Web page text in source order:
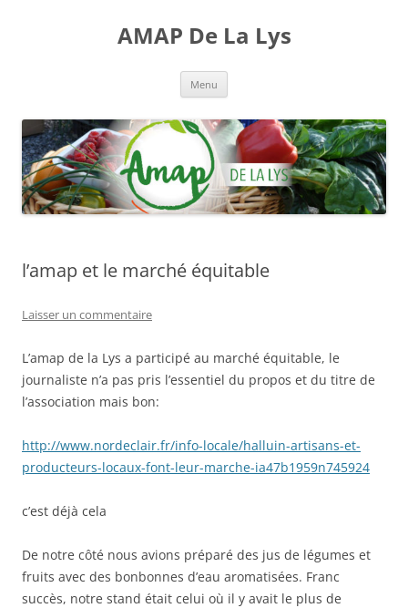
AMAP De La Lys
Menu
l’amap et le marché équitable
Laisser un commentaire
L’amap de la Lys a participé au marché équitable, le
journaliste n’a pas pris l’essentiel du propos et du titre de
l’association mais bon:
http://www.nordeclair.fr/info-locale/halluin-artisans-et-
producteurs-locaux-font-leur-marche-ia47b1959n745924
c’est déjà cela
De notre côté nous avions préparé des jus de légumes et
fruits avec des bonbonnes d’eau aromatisées. Franc
succès, notre stand était celui où il y avait le plus de